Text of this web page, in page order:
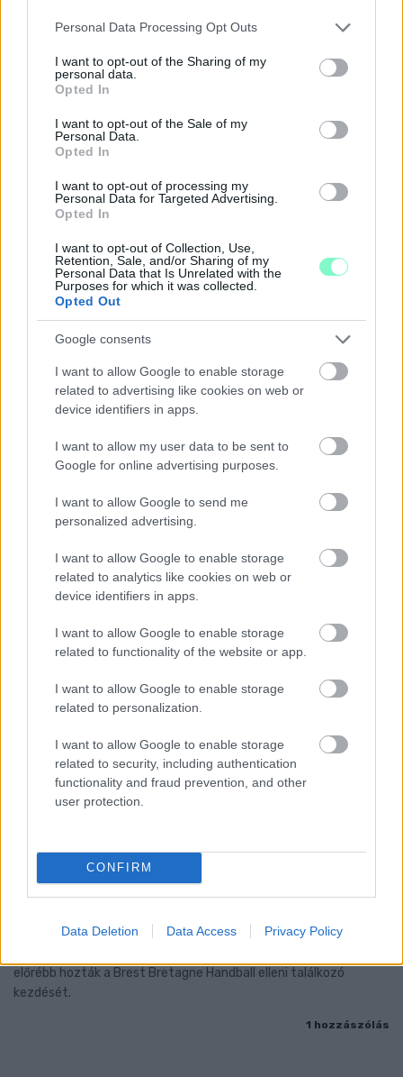
Please note that this website/app uses one or more Google
not limited to your visit or usage behaviour. You may click to
grant or deny consent to Google and its third-party tags to
use your data for below specified purposes in below Google
consent section.
Personal Data Processing Opt Outs
I want to opt-out of the Sharing of my
personal data.
Opted In
I want to opt-out of the Sale of my
Personal Data.
Opted In
I want to opt-out of processing my
Personal Data for Targeted Advertising.
Opted In
I want to opt-out of Collection, Use,
Retention, Sale, and/or Sharing of my
Personal Data that Is Unrelated with the
Purposes for which it was collected.
Opted Out
Google consents
I want to allow Google to enable storage
related to advertising like cookies on web or
device identifiers in apps.
I want to allow my user data to be sent to
Google for online advertising purposes.
I want to allow Google to send me
personalized advertising.
I want to allow Google to enable storage
related to analytics like cookies on web or
device identifiers in apps.
I want to allow Google to enable storage
related to functionality of the website or app.
I want to allow Google to enable storage
related to personalization.
I want to allow Google to enable storage
related to security, including authentication
functionality and fraud prevention, and other
user protection.
CONFIRM
Data Deletion Data Access Privacy Policy
összevetésben a fogyasztói árak, miközben az élelmiszerek ára
már csökkent.
A BAROKK ÖSSZES ÁRNYALATA ÉS MÉG EGY SOR
KIVÁLÓ PROGRAM VÁR MINDENKIT EZEN A HÉTVÉGÉN
GYŐRBEN
Majka koncert, jóga szeánsz, “borhajózás” és egy csomó minden
Szólj hozzá!
ENERGIATAKARÉKOSSÁG: KORÁBBAN KEZDŐDIK
A GYŐRI AUDI ETO KC PÉNTEKI FELKÉSZÜLÉSI
előrébb hozták a Brest Bretagne Handball elleni találkozó
kezdését.
1 hozzászólás